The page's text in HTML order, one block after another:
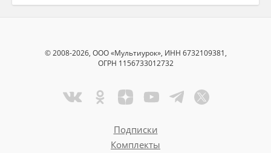
© 2008-2026, ООО «Мультиурок», ИНН 6732109381,
ОГРН 1156733012732
Подписки
Комплекты